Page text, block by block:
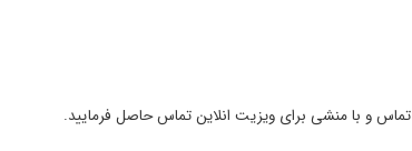
تماس و با منشی برای ویزیت انلاین تماس حاصل فرمایید.